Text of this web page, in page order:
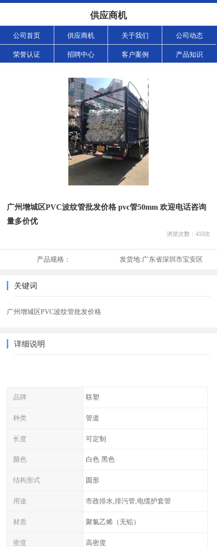
供应商机
公司首页 供应商机 关于我们 公司动态
荣誉认证 招聘中心 客户案例 产品知识
广州增城区PVC波纹管批发价格 pvc管50mm 欢迎电话咨询
量多价优
浏览次数： 410次
产品规格： 发货地:广东省深圳市宝安区
关键词
广州增城区PVC波纹管批发价格
详细说明
品牌 联塑
种类 管道
长度 可定制
颜色 白色 黑色
结构形式 圆形
用途 市政排水,排污管,电缆护套管
材质 聚氯乙烯（无铅）
密度 高密度